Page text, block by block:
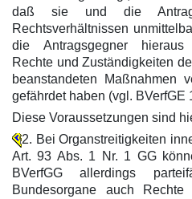
daß sie und die
Rechtsverhältnissen
die Antragsgegner
Rechte und Zuständigkeiten
beanstandeten Maßnahmen
gefährdet haben (vgl. BVerfGE
Diese Voraussetzungen sind
2. Bei Organstreitigkeiten
Art. 93 Abs. 1 Nr. 1 GG
BVerfGG allerdings
Bundesorgane auch